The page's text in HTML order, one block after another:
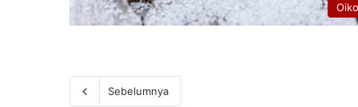
Sebelumnya